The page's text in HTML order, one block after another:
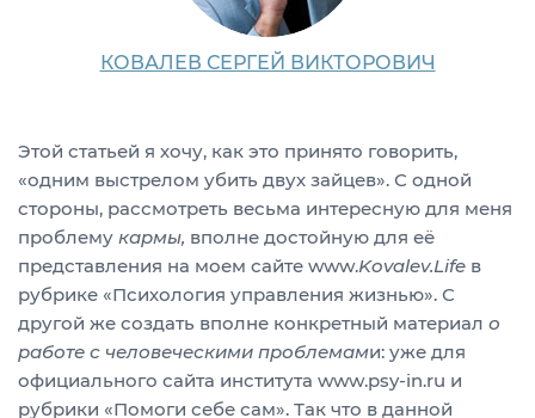
КОВАЛЕВ СЕРГЕЙ ВИКТОРОВИЧ
Этой статьей я хочу, как это принято говорить,
«одним выстрелом убить двух зайцев». С одной
стороны, рассмотреть весьма интересную для меня
проблему кармы, вполне достойную для её
представления на моем сайте www.Kovalev.Life в
рубрике «Психология управления жизнью». С
другой же создать вполне конкретный материал о
работе с человеческими проблемами: уже для
официального сайта института www.psy-in.ru и
рубрики «Помоги себе сам». Так что в данной